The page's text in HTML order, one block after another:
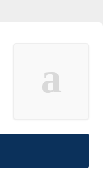
a